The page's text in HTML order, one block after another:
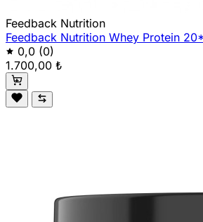
Feedback Nutrition
Feedback Nutrition Whey Protein
0,0 (0)
1.700,00 ₺